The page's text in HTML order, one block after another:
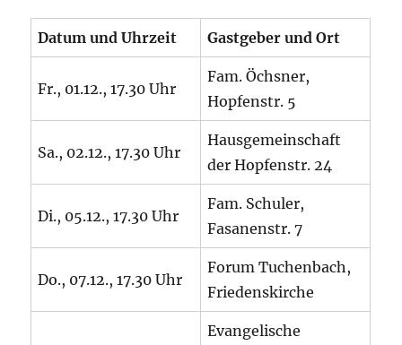
Datum und Uhrzeit Gastgeber und Ort
Fr., 01.12., 17.30 Uhr
Fam. Öchsner,
Hopfenstr. 5
Sa., 02.12., 17.30 Uhr
Hausgemeinschaft
der Hopfenstr. 24
Di., 05.12., 17.30 Uhr
Fam. Schuler,
Fasanenstr. 7
Do., 07.12., 17.30 Uhr
Forum Tuchenbach,
Friedenskirche
Evangelische